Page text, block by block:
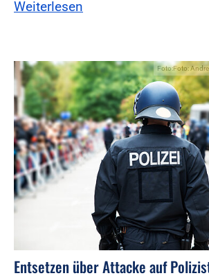
Weiterlesen
Foto:Foto:
Entsetzen über Attacke auf